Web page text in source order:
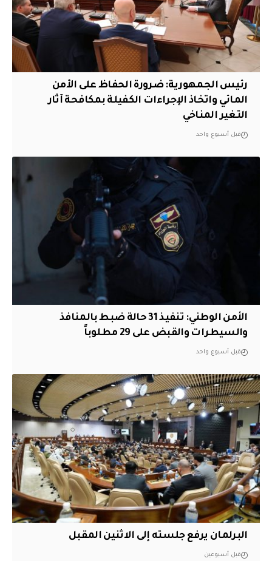
رئيس الجمهورية: ضرورة الحفاظ على الأمن
المائي واتخاذ الإجراءات الكفيلة بمكافحة آثار
التغير المناخي
قبل أسبوع واحد
الأمن الوطني: تنفيذ 31 حالة ضبط بالمنافذ
والسيطرات والقبض على 29 مطلوباً
قبل أسبوع واحد
البرلمان يرفع جلسته إلى الاثنين المقبل
قبل أسبوعين